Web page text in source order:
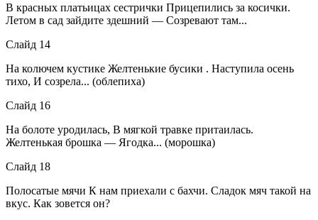
В красных платьицах сестрички Прицепились за косички.
Летом в сад зайдите здешний — Созревают там...
Слайд 14
На колючем кустике Желтенькие бусики . Наступила осень
тихо, И созрела... (облепиха)
Слайд 16
На болоте уродилась, В мягкой травке притаилась.
Желтенькая брошка — Ягодка... (морошка)
Слайд 18
Полосатые мячи К нам приехали с бахчи. Сладок мяч такой на
вкус. Как зовется он?